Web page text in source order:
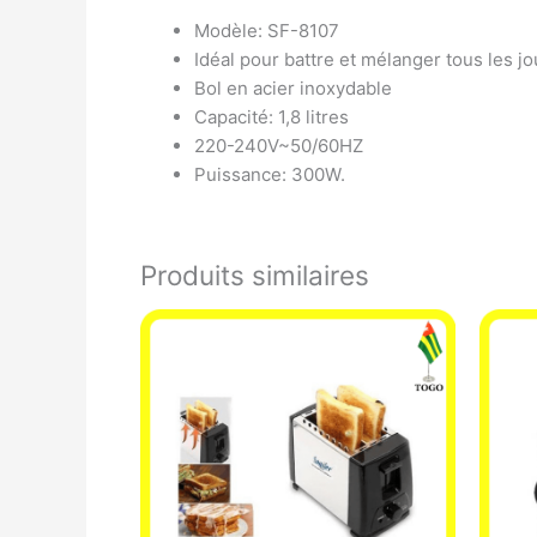
Modèle: SF-8107
Idéal pour battre et mélanger tous les
Bol en acier inoxydable
Capacité: 1,8 litres
220-240V~50/60HZ
Puissance: 300W.
Produits similaires